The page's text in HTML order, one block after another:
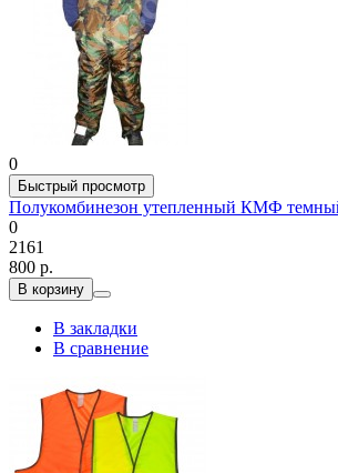
0
Быстрый просмотр
Полукомбинезон утепленный КМФ
0
2161
800 р.
В корзину
В закладки
В сравнение